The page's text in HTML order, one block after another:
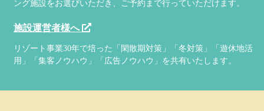
ング施設をお選びいただき、ご予約まで行っていただけます。
施設運営者様へ
リゾート事業30年で培った「閑散期対策」「冬対策」「遊休地活
用」「集客ノウハウ」「広告ノウハウ」を共有いたします。